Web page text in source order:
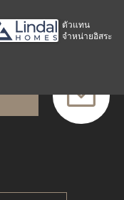
ตัวแทน
จำหน่ายอิสระ